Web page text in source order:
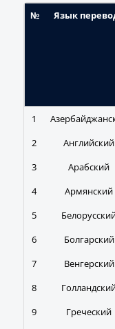
№ Язык
1
2
Английский
3
Арабский
4
Армянский
5
6
Болгарский
7
Венгерский
8
9
Греческий